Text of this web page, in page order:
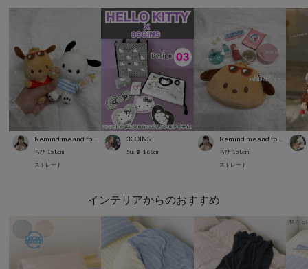
ちひ 158cm
ストレート
3COINS
Suu☺︎ 168cm
Remind me and forever
ちひ 158cm
ストレート
インテリアからのおすすめ